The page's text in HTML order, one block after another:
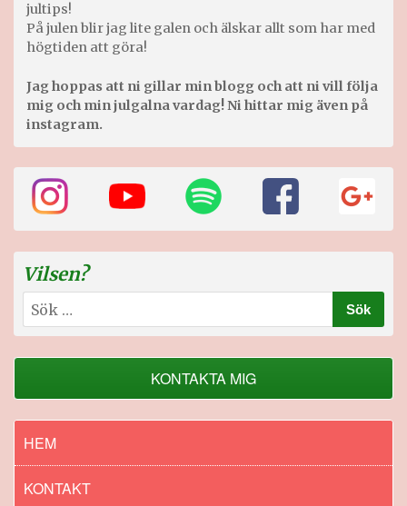
jultips!
På julen blir jag lite galen och älskar allt som har med
högtiden att göra!
Jag hoppas att ni gillar min blogg och att ni vill följa
mig och min julgalna vardag! Ni hittar mig även på
instagram.
Vilsen?
Sök
efter:
KONTAKTA MIG
HEM
KONTAKT